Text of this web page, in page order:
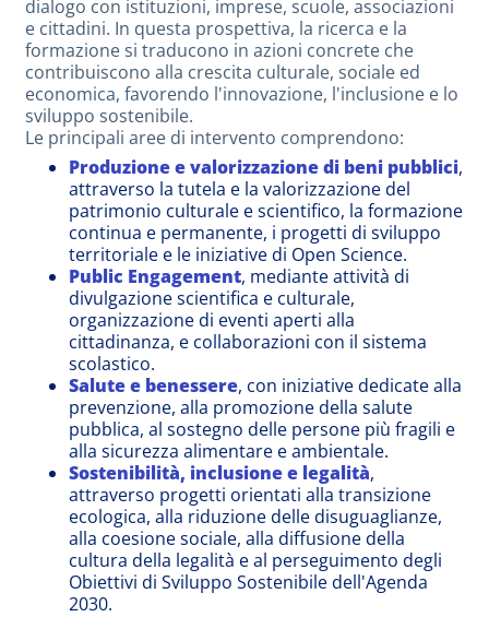
dialogo con istituzioni, imprese, scuole, associazioni
e cittadini. In questa prospettiva, la ricerca e la
formazione si traducono in azioni concrete che
contribuiscono alla crescita culturale, sociale ed
economica, favorendo l'innovazione, l'inclusione e lo
sviluppo sostenibile.
Le principali aree di intervento comprendono:
Produzione e valorizzazione di beni pubblici,
attraverso la tutela e la valorizzazione del
patrimonio culturale e scientifico, la formazione
continua e permanente, i progetti di sviluppo
territoriale e le iniziative di Open Science.
Public Engagement, mediante attività di
divulgazione scientifica e culturale,
organizzazione di eventi aperti alla
cittadinanza, e collaborazioni con il sistema
scolastico.
Salute e benessere, con iniziative dedicate alla
prevenzione, alla promozione della salute
pubblica, al sostegno delle persone più fragili e
alla sicurezza alimentare e ambientale.
Sostenibilità, inclusione e legalità,
attraverso progetti orientati alla transizione
ecologica, alla riduzione delle disuguaglianze,
alla coesione sociale, alla diffusione della
cultura della legalità e al perseguimento degli
Obiettivi di Sviluppo Sostenibile dell'Agenda
2030.